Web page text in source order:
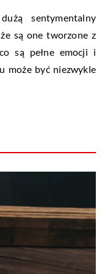
sentymentalny
są one tworzone z
są pełne emocji i
może być niezwykle